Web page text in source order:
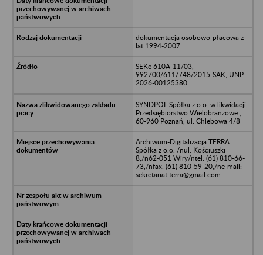
dokumentacja osobowo-płacowa z
lat 1994-2007
SEKe 610A-11/03,
992700/611/748/2015-SAK, UNP
2026-00125380
SYNDPOL Spółka z o.o. w likwidacji,
Przedsiębiorstwo Wielobranżowe ,
60-960 Poznań, ul. Chlebowa 4/8
Archiwum-Digitalizacja TERRA
Spółka z o.o. /nul. Kościuszki
8,/n62-051 Wiry/ntel. (61) 810-66-
73,/nfax. (61) 810-59-20,/ne-mail:
sekretariat.terra@gmail.com